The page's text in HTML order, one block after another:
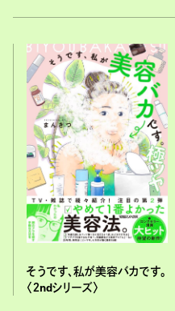
そうです、私が美容バカです。
〈２ndシリーズ〉